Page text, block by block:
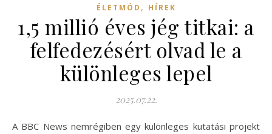
ÉLETMÓD , HÍREK
1,5 millió éves jég titkai: a
felfedezésért olvad le a
különleges lepel
2025.07.22.
A BBC News nemrégiben egy különleges kutatási projekt